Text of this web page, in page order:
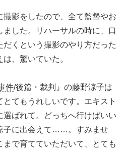
撮影をしたので、全て監督やお
した。リハーサルの時に、口
くという撮影のやり方だった
、驚いていた。
件/後篇・裁判』の藤野涼子は
とてもうれしいです。エキスト
ばれて。どっちへ行けばいい
子に出会えて……。すみませ
まで育てていただいて、とても